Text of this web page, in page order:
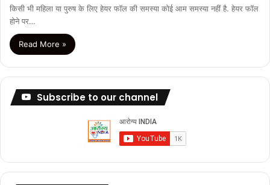
किसी भी महिला या पुरुष के लिए हेयर फॉल की समस्या कोई आम समस्या नहीं है. हेयर फॉल
होने पर…
Read More »
Subscribe to our channel